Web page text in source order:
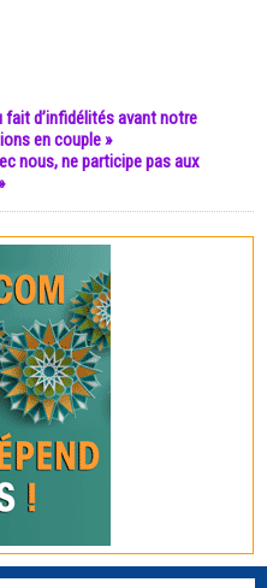
fait d’infidélités avant notre
en couple »
nous, ne participe pas aux